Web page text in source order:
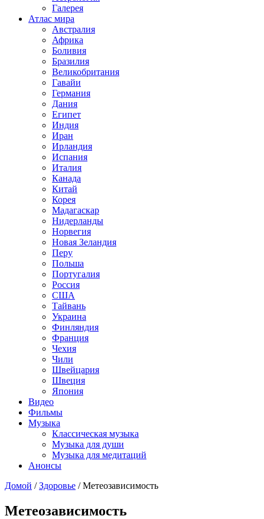
Галерея
Атлас мира
Австралия
Африка
Боливия
Бразилия
Великобритания
Гавайи
Германия
Дания
Египет
Индия
Иран
Ирландия
Испания
Италия
Канада
Китай
Корея
Мадагаскар
Нидерланды
Норвегия
Новая Зеландия
Перу
Польша
Португалия
Россия
США
Тайвань
Украина
Финляндия
Франция
Чехия
Чили
Швейцария
Швеция
Япония
Видео
Фильмы
Музыка
Классическая музыка
Музыка для души
Музыка для медитаций
Анонсы
Домой / Здоровье / Метеозависимость
Метеозависимость